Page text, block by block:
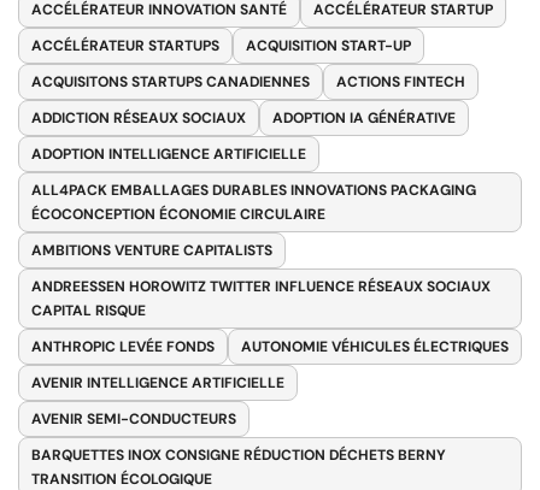
ACCÉLÉRATEUR INNOVATION SANTÉ
ACCÉLÉRATEUR STARTUP
ACCÉLÉRATEUR STARTUPS
ACQUISITION START-UP
ACQUISITONS STARTUPS CANADIENNES
ACTIONS FINTECH
ADDICTION RÉSEAUX SOCIAUX
ADOPTION IA GÉNÉRATIVE
ADOPTION INTELLIGENCE ARTIFICIELLE
ALL4PACK EMBALLAGES DURABLES INNOVATIONS PACKAGING
ÉCOCONCEPTION ÉCONOMIE CIRCULAIRE
AMBITIONS VENTURE CAPITALISTS
ANDREESSEN HOROWITZ TWITTER INFLUENCE RÉSEAUX SOCIAUX
CAPITAL RISQUE
ANTHROPIC LEVÉE FONDS
AUTONOMIE VÉHICULES ÉLECTRIQUES
AVENIR INTELLIGENCE ARTIFICIELLE
AVENIR SEMI-CONDUCTEURS
BARQUETTES INOX CONSIGNE RÉDUCTION DÉCHETS BERNY
TRANSITION ÉCOLOGIQUE